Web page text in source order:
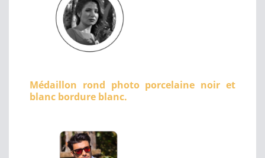
Médaillon rond photo porcelaine noir et
blanc bordure blanc.